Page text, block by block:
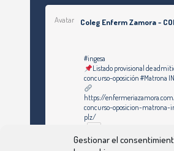
Gestionar el
Avatar Coleg Enferm Zamora -
#ingesa
Listado provisional de
concurso-oposición #Matrona
https://
concurso-oposicion-matrona-
plz/